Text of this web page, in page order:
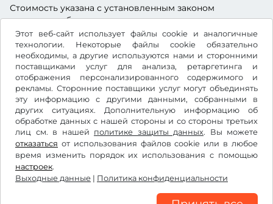
Этот веб-сайт использует файлы cookie и аналогичные
технологии. Некоторые файлы cookie обязательно
необходимы, а другие используются нами и сторонними
поставщиками услуг для анализа, ретаргетинга и
отображения персонализированного содержимого и
рекламы. Сторонние поставщики услуг могут объединять
эту информацию с другими данными, собранными в
других ситуациях. Дополнительную информацию об
обработке данных с нашей стороны и со стороны третьих
лиц см. в нашей политике защиты данных. Вы можете
отказаться от использования файлов cookie или в любое
время изменить порядок их использования с помощью
настроек.
Выходные данные | Политика конфиденциальности
Стоимость указана с установленным законом
дорожным сбором, включая комиссию поставщика
услуг и установленный законом НДС.
CHF
Facebook Instagram
Условия использования/право на отказ
Политика конфиденциальности
Выходные данные